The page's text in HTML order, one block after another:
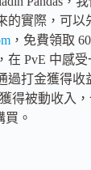
的實際，可以
，免費領取
在 PvE 中感
過打金獲得收
得被動收入
買。